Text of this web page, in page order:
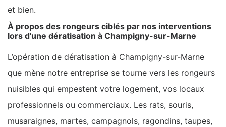
et bien.
À propos des rongeurs ciblés par nos interventions
lors d'une dératisation à Champigny-sur-Marne
L’opération de dératisation à Champigny-sur-Marne
que mène notre entreprise se tourne vers les rongeurs
nuisibles qui empestent votre logement, vos locaux
professionnels ou commerciaux. Les rats, souris,
musaraignes, martes, campagnols, ragondins, taupes,